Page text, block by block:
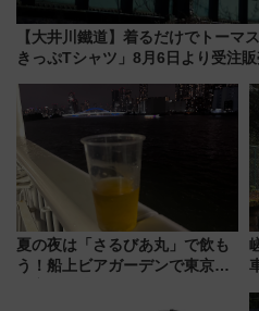
【大井川鐵道】着るだけでトーマ
きっぷTシャツ」8月6日より受注
夏の夜は「さるびあ丸」で飲も
う！船上ビアガーデンで東京湾
杯……工場直送生ビールや島グ